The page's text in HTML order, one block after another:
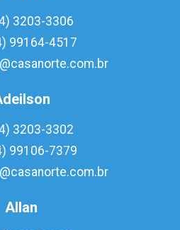
3203-3306
99164-4517
3203-3302
99106-7379
Allan